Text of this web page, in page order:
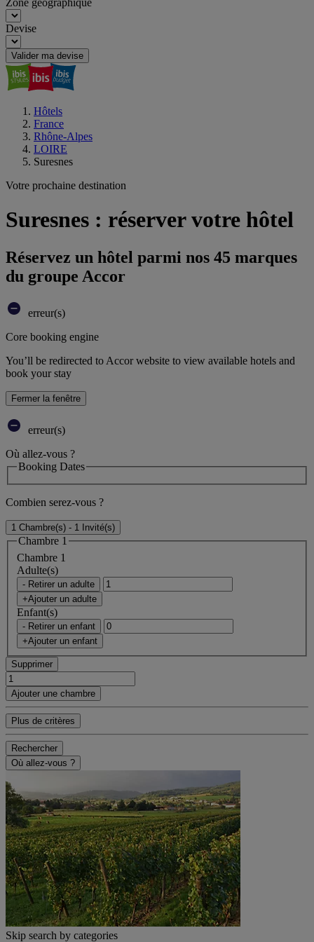
Zone géographique
Devise
Valider ma devise
Hôtels
France
Rhône-Alpes
LOIRE
Suresnes
Votre prochaine destination
Suresnes : réserver votre hôtel
Réservez un hôtel parmi nos 45 marques
du groupe Accor
erreur(s)
Core booking engine
You’ll be redirected to Accor website to view available hotels and
book your stay
Fermer la fenêtre
erreur(s)
Où allez-vous ?
Booking Dates
Combien serez-vous ?
1 Chambre(s) - 1 Invité(s)
Chambre 1
Chambre 1
Adulte(s)
- Retirer un adulte
+Ajouter un adulte
Enfant(s)
- Retirer un enfant
+Ajouter un enfant
Supprimer
Ajouter une chambre
Plus de critères
Rechercher
Où allez-vous ?
Skip search by categories